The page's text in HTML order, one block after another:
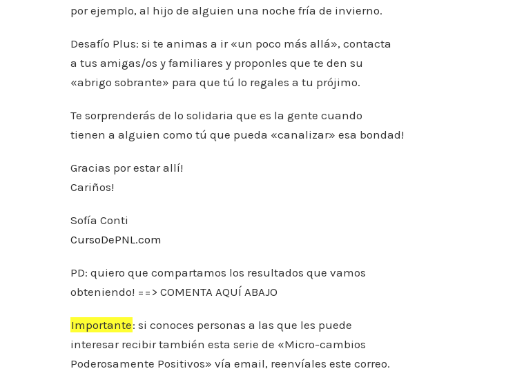
por ejemplo, al hijo de alguien una noche fría de invierno.
Desafío Plus: si te animas a ir «un poco más allá», contacta
a tus amigas/os y familiares y proponles que te den su
«abrigo sobrante» para que tú lo regales a tu prójimo.
Te sorprenderás de lo solidaria que es la gente cuando
tienen a alguien como tú que pueda «canalizar» esa bondad!
Gracias por estar allí!
Cariños!
Sofía Conti
CursoDePNL.com
PD: quiero que compartamos los resultados que vamos
obteniendo! ==> COMENTA AQUÍ ABAJO
Importante: si conoces personas a las que les puede
interesar recibir también esta serie de «Micro-cambios
Poderosamente Positivos» vía email, reenvíales este correo.